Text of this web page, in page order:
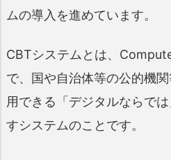
ムの導入を進めています。
CBTシステムとは、
で、国や自治体等の公的機
用できる「デジタルならで
すシステムのことです。